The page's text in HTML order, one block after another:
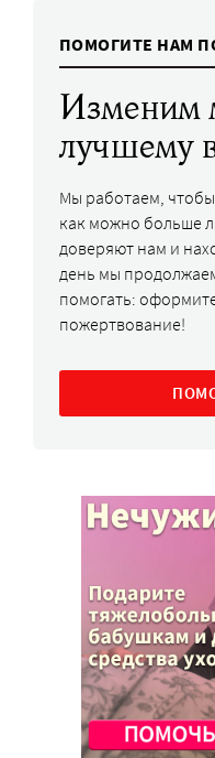
ПОМОГИТЕ НАМ
Изменим
лучшему
Мы работаем,
как можно больше
доверяют нам и
день мы
помогать:
пожертвование!